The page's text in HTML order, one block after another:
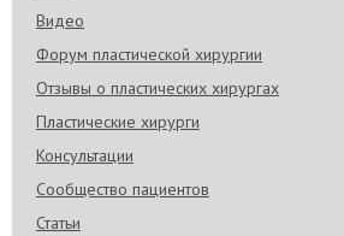
Видео
Форум пластической хирургии
Отзывы о пластических хирургах
Пластические хирурги
Консультации
Сообщество пациентов
Статьи